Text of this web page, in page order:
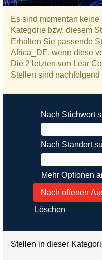
Es sind momentan
Kategorie bzw. diesem
Erhalten Sie passende
Africa_DE, wenn diese
Die 2 letzten von Lear
Stellen sind nachfolgend
Nach Stichwort
Nach Standort
Mehr Optionen
Löschen
Stellen in dieser